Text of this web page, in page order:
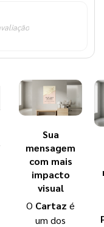
Sua
mensagem
com mais
impacto
visual
O Cartaz é
um dos